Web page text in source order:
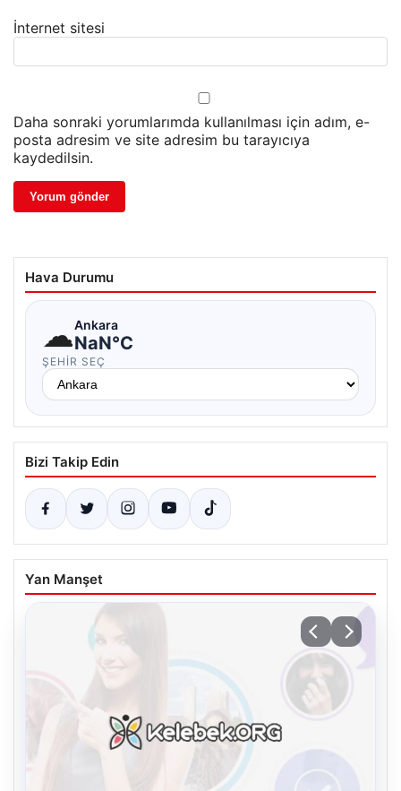
İnternet sitesi
Daha sonraki yorumlarımda kullanılması için adım, e-
posta adresim ve site adresim bu tarayıcıya
kaydedilsin.
Hava Durumu
☁Ankara
NaN°C
ŞEHIR SEÇ
Bizi Takip Edin
Yan Manşet